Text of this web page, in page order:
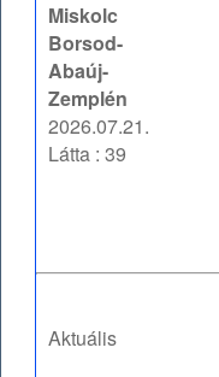
Miskolc
Borsod-
Abaúj-
Zemplén
2026.07.21.
Látta : 39
Aktuális